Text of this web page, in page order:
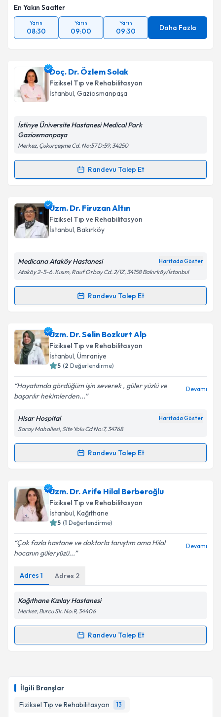
İlgili Branşlar
Fiziksel Tıp ve Rehabilitasyon
13
En Yakın Saatler
Yarın
08:30
Yarın
09:00
Yarın
09:30 Daha Fazla
Doç. Dr. Özlem Solak
Fiziksel Tıp ve Rehabilitasyon
İstanbul, Gaziosmanpaşa
İstinye Üniversite Hastanesi Medical Park
Gaziosmanpaşa
Merkez, Çukurçeşme Cd. No:57 D:59, 34250
Randevu Talep Et
Randevu Takvimi Talebi
Doç. Dr. Özlem Solakiçin randevu takvimi talebi
oluşturun. Size bu uzmandan randevu almanız için bir
takvim hazırlandığında e-posta ile bilgilendireceğiz.
Kişisel verilerimin işlenmesine ilişkin
Metni'ni okudum ve kişisel verilerimin belirtilen
Takvim Talebini Gönder
Uzm. Dr. Firuzan Altın
Fiziksel Tıp ve Rehabilitasyon
İstanbul, Bakırköy
Medicana Ataköy Hastanesi Haritada Göster
Ataköy 2-5-6. Kısım, Rauf Orbay Cd. 2/1Z, 34158 Bakırköy/İstanbul
Randevu Talep Et
Randevu Takvimi Talebi
Uzm. Dr. Firuzan Altıniçin randevu takvimi talebi
oluşturun. Size bu uzmandan randevu almanız için bir
takvim hazırlandığında e-posta ile bilgilendireceğiz.
Kişisel verilerimin işlenmesine ilişkin
Aydınlatma
Metni'ni okudum ve kişisel verilerimin belirtilen
kapsamda işlenmesini kabul ediyorum.
Uzm. Dr. Selin Bozkurt Alp
Fiziksel Tıp ve Rehabilitasyon
İstanbul, Ümraniye
5 (2 Değerlendirme)
Hayatımda gördüğüm işin severek , güler yüzlü ve
başarılır hekimlerden...
Devamı
Hisar Hospital Haritada Göster
Saray Mahallesi, Site Yolu Cd No:7, 34768
Randevu Talep Et
Randevu Takvimi Talebi
Uzm. Dr. Selin Bozkurt Alpiçin randevu takvimi
talebi oluşturun. Size bu uzmandan randevu almanız
için bir takvim hazırlandığında e-posta ile
bilgilendireceğiz.
E-posta Adresiniz
Kişisel verilerimin işlenmesine ilişkinAydınlatma
Metni'ni okudum ve kişisel verilerimin belirtilen
kapsamda işlenmesini kabul ediyorum.
Takvim Talebini Gönder
Uzm. Dr. Arife Hilal Berberoğlu
Fiziksel Tıp ve Rehabilitasyon
İstanbul, Kağıthane
5 (1 Değerlendirme)
Çok fazla hastane ve doktorla tanıştım ama Hilal
hocanın güleryüzü...
Devamı
Adres 1 Adres 2
Kağıthane Kızılay Hastanesi
Merkez, Burcu Sk. No:9, 34406
Randevu Talep Et
Randevu Takvimi Talebi
almanız için bir takvim hazırlandığında e-posta ile
bilgilendireceğiz.